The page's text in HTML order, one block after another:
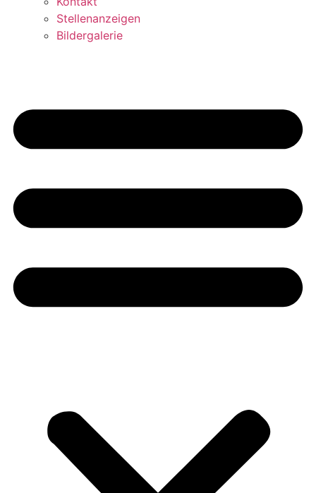
Stellenanzeigen
Bildergalerie